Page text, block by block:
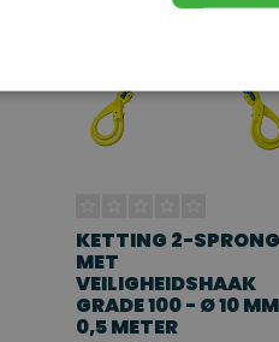
KETTING 2-SPRONG
MET
VEILIGHEIDSHAAK
GRADE 100 - Ø 10
0,5 METER